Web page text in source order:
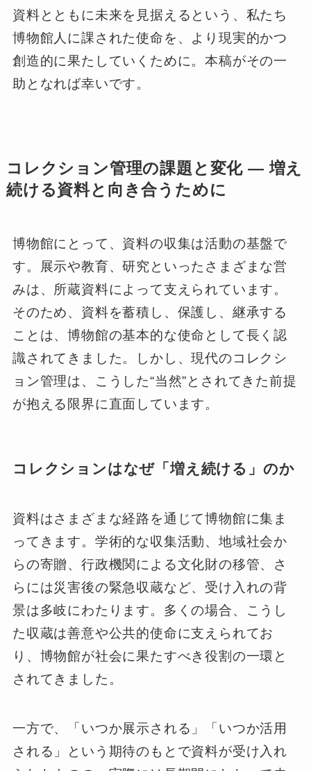
資料とともに未来を見据えるという、私たち
博物館人に課された使命を、より現実的かつ
創造的に果たしていくために。本稿がその一
助となれば幸いです。
コレクション管理の課題と変化 ― 増え
続ける資料と向き合うために
博物館にとって、資料の収集は活動の基盤で
す。展示や教育、研究といったさまざまな営
みは、所蔵資料によって支えられています。
そのため、資料を蓄積し、保護し、継承する
ことは、博物館の基本的な使命として長く認
識されてきました。しかし、現代のコレクシ
ョン管理は、こうした“当然”とされてきた前提
が抱える限界に直面しています。
コレクションはなぜ「増え続ける」のか
資料はさまざまな経路を通じて博物館に集ま
ってきます。学術的な収集活動、地域社会か
らの寄贈、行政機関による文化財の移管、さ
らには災害後の緊急収蔵など、受け入れの背
景は多岐にわたります。多くの場合、こうし
た収蔵は善意や公共的使命に支えられてお
り、博物館が社会に果たすべき役割の一環と
されてきました。
一方で、「いつか展示される」「いつか活用
される」という期待のもとで資料が受け入れ